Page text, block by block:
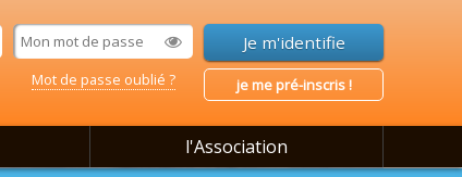
Mot de passe oublié ? je me pré-inscris !
l'Association